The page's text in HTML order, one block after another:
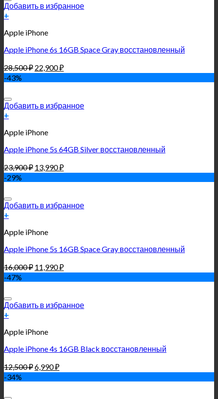
Добавить в избранное
+
Apple iPhone
Apple iPhone 6s 16GB Space Gray восстановленный
28,500₽ 22,900₽
-43%
Добавить в избранное
+
Apple iPhone
Apple iPhone 5s 64GB Silver восстановленный
23,900₽ 13,990₽
-29%
Добавить в избранное
+
Apple iPhone
Apple iPhone 5s 16GB Space Gray восстановленный
16,000₽ 11,990₽
-47%
Добавить в избранное
+
Apple iPhone
Apple iPhone 4s 16GB Black восстановленный
12,500₽6,990₽
-34%